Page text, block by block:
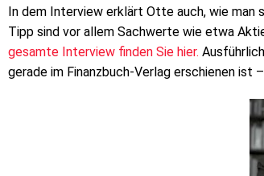
In dem Interview erklärt Otte auch, wie man
Tipp sind vor allem Sachwerte wie etwa
gesamte Interview finden Sie hier.
gerade im Finanzbuch-Verlag erschienen ist